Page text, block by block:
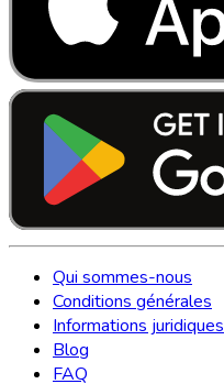
Qui sommes-nous
Conditions générales
Informations juridiques
Blog
FAQ